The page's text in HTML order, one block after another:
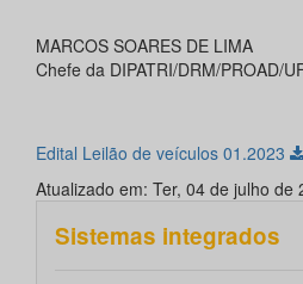
MARCOS SOARES DE LIMA
Chefe da DIPATRI/DRM/PROAD/
Edital Leilão de veículos 01.2023
Atualizado em: Ter, 04 de julho de
Sistemas integrados